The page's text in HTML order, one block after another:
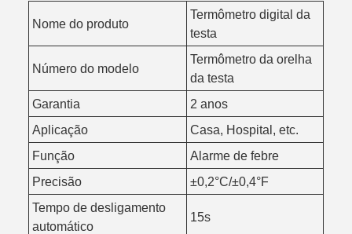
Nome do produto
Termômetro digital da
testa
Número do modelo
Termômetro da orelha
da testa
Garantia
2 anos
Aplicação
Casa, Hospital, etc.
Função
Alarme de febre
Precisão
±0,2°C/±0,4°F
Tempo de desligamento
automático
15s